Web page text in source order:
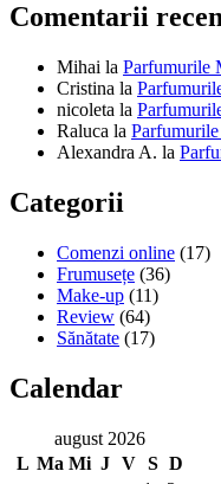
Comentarii
Mihai la Parfumurile
Cristina la
nicoleta la
Raluca la
Alexandra A. la
Categorii
Comenzi online (17)
Frumusețe (36)
Make-up (11)
Review (64)
Sănătate (17)
Calendar
august 2026
L Ma Mi J V S D